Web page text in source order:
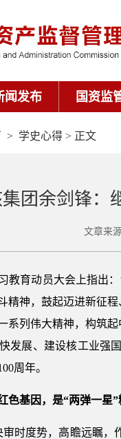
> 学史心得 > 正文
团余剑锋：
文章来
教育动员大会上指出
精神，鼓起迈进新征
系列伟大精神，构筑
发展、建设核工业强
周年。
色基因，是“两弹一星
审时度势，高瞻远瞩